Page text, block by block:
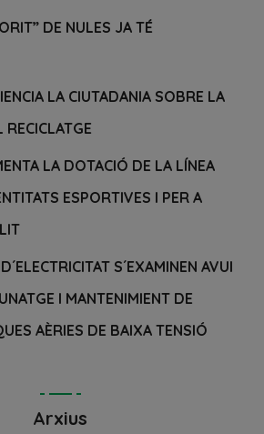
DE NULES JA TÉ
LA CIUTADANIA SOBRE LA
LA DOTACIÓ DE LA LÍNEA
ESPORTIVES I PER A
S´EXAMINEN AVUI
I MANTENIMIENT DE
AÈRIES DE BAIXA TENSIÓ
Arxius